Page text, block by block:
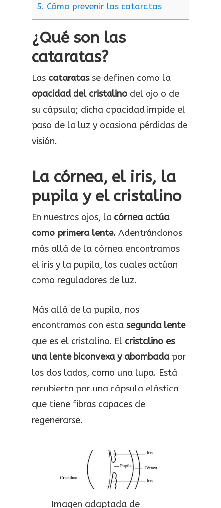
5. Cómo prevenir las cataratas
¿Qué son las
cataratas?
Las cataratasse definen como la
opacidad del cristalino del ojo o de
su cápsula; dicha opacidad impide el
paso de la luz y ocasiona pérdidas de
visión.
La córnea, el iris, la
pupila y el cristalino
En nuestros ojos, la córnea actúa
como primera lente. Adentrándonos
más allá de la córnea encontramos
el iris y la pupila, los cuales actúan
como reguladores de luz.
Más allá de la pupila, nos
encontramos con esta segunda lente
que es el cristalino. El cristalino es
una lente biconvexa y abombadapor
los dos lados, como una lupa. Está
recubierta por una cápsula elástica
que tiene fibras capaces de
regenerarse.
Imagen adaptada de